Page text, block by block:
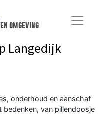
omgeving
Langedijk
onderhoud en aanschaf
bedenken, van pillendoosje